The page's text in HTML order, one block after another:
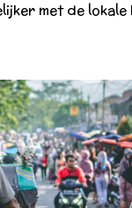
met de lokale